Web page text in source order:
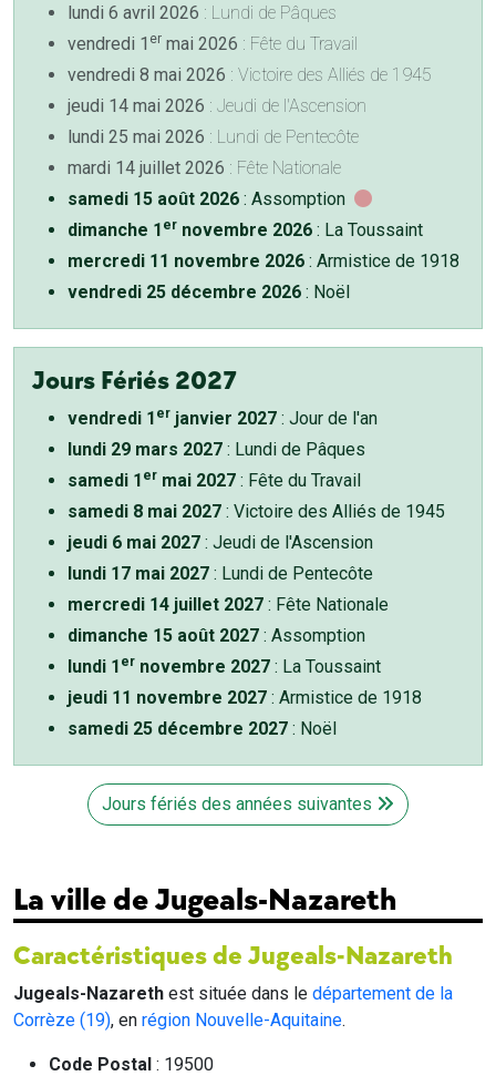
lundi 6 avril 2026 : Lundi de Pâques
vendredi 1 er mai 2026 : Fête du Travail
vendredi 8 mai 2026 : Victoire des Alliés de 1945
jeudi 14 mai 2026 : Jeudi de l'Ascension
lundi 25 mai 2026 : Lundi de Pentecôte
mardi 14 juillet 2026 : Fête Nationale
samedi 15 août 2026 : Assomption
dimanche 1 er novembre 2026 : La Toussaint
mercredi 11 novembre 2026 : Armistice de 1918
vendredi 25 décembre 2026 : Noël
Jours Fériés 2027
vendredi 1 er janvier 2027 : Jour de l'an
lundi 29 mars 2027 : Lundi de Pâques
samedi 1 er mai 2027 : Fête du Travail
samedi 8 mai 2027 : Victoire des Alliés de 1945
jeudi 6 mai 2027 : Jeudi de l'Ascension
lundi 17 mai 2027 : Lundi de Pentecôte
mercredi 14 juillet 2027 : Fête Nationale
dimanche 15 août 2027 : Assomption
lundi 1 er novembre 2027 : La Toussaint
jeudi 11 novembre 2027 : Armistice de 1918
samedi 25 décembre 2027 : Noël
Jours fériés des années suivantes
La ville de Jugeals-Nazareth
Caractéristiques de Jugeals-Nazareth
Jugeals-Nazareth est située dans le département de la
Corrèze (19), en région Nouvelle-Aquitaine.
Code Postal : 19500